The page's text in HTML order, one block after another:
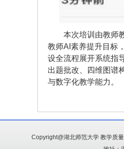
本次培训由教师
教师AI素养提升目标
设全流程展开系统指
出题批改、四维图谱
与数字化教学能力。
Copyright@湖北师范大学 教学质